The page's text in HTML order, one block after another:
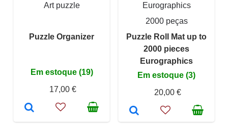
Art puzzle
Puzzle Organizer
Em estoque (19)
17,00 €
Eurographics
2000 peças
Puzzle Roll Mat up to
2000 pieces
Eurographics
Em estoque (3)
20,00 €